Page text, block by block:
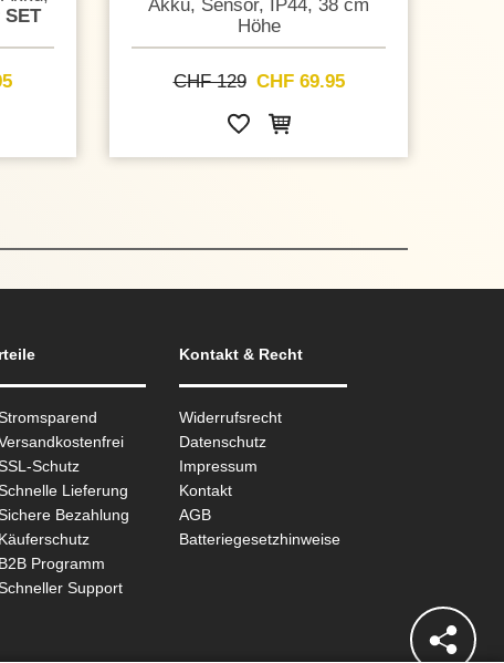
SET
Akku, Sensor, IP44, 38 cm
Höhe
CHF 129 CHF 69.95
Schutz
Lieferung
Bezahlung
Programm
Support
Kontakt & Recht
Widerrufsrecht
Datenschutz
Impressum
Kontakt
AGB
Batteriegesetzhinweise